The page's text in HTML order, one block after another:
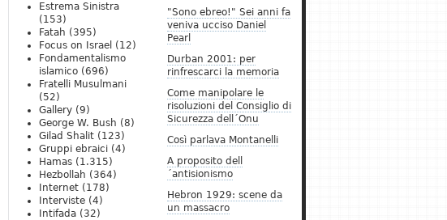
"Sono ebreo!" Sei anni fa
veniva ucciso Daniel
Pearl
Durban 2001: per
rinfrescarci la memoria
Come manipolare le
risoluzioni del Consiglio di
Sicurezza dell´Onu
Così parlava Montanelli
A proposito dell
´antisionismo
Hebron 1929: scene da
un massacro
Estrema Sinistra
(153)
Fatah (395)
Focus on Israel (12)
Fondamentalismo
islamico (696)
Fratelli Musulmani
(52)
Gallery (9)
George W. Bush (8)
Gilad Shalit (123)
Gruppi ebraici (4)
Hamas (1.315)
Hezbollah (364)
Internet (178)
Interviste (4)
Intifada (32)